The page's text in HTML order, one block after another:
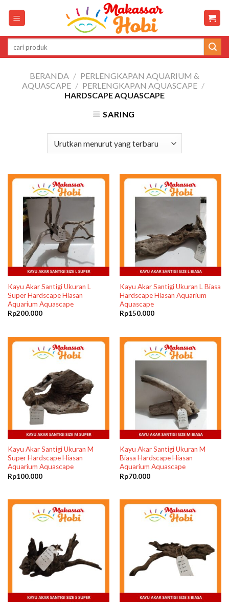
Pencarian
untuk:
BERANDA / PERLENGKAPAN AQUARIUM &
AQUASCAPE / PERLENGKAPAN AQUASCAPE /
HARDSCAPE AQUASCAPE
SARING
Kayu Akar Santigi Ukuran L
Super Hardscape Hiasan
Aquarium Aquascape
Rp200.000
Kayu Akar Santigi Ukuran L Biasa
Hardscape Hiasan Aquarium
Aquascape
Rp150.000
Kayu Akar Santigi Ukuran M
Super Hardscape Hiasan
Aquarium Aquascape
Rp100.000
Kayu Akar Santigi Ukuran M
Biasa Hardscape Hiasan
Aquarium Aquascape
Rp70.000